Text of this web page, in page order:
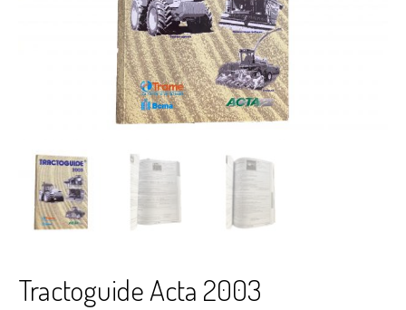
Tractoguide Acta 2003